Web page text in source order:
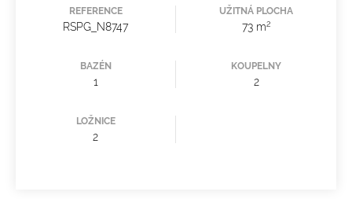
REFERENCE
RSPG_N8747
UŽITNÁ PLOCHA
73 m2
BAZÉN
1
KOUPELNY
2
LOŽNICE
2